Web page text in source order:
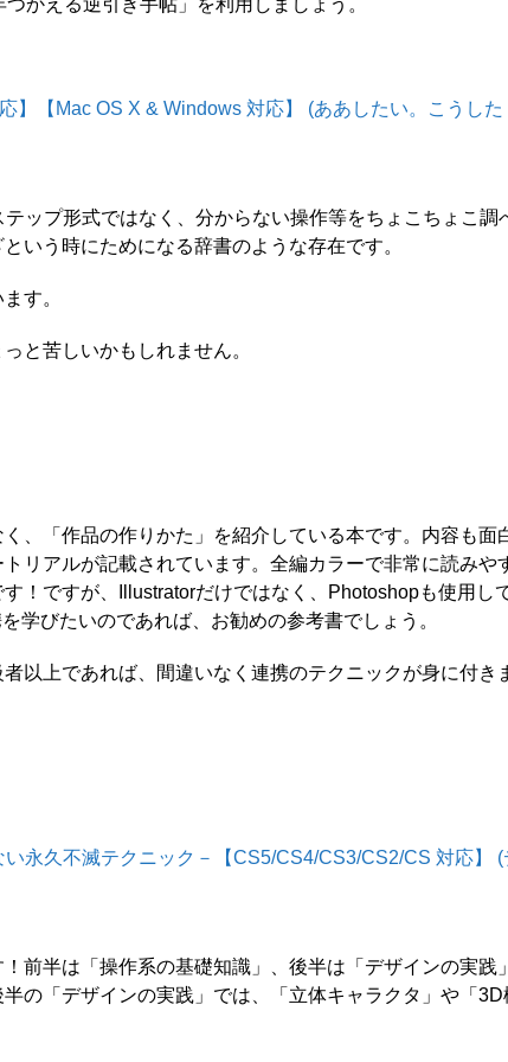
かえる逆引き手帖」を利用しましょう。
】【Mac OS X & Windows 対応】 (ああしたい。こうした
ップ形式ではなく、分からない操作等をちょこちょこ調
いう時にためになる辞書のような存在です。
す。
と苦しいかもしれません。
、「作品の作りかた」を紹介している本です。内容も面
リアルが記載されています。全編カラーで非常に読みや
！ですが、Illustratorだけではなく、Photoshopも使用し
学びたいのであれば、お勧めの参考書でしょう。
以上であれば、間違いなく連携のテクニックが身に付き
永久不滅テクニック－【CS5/CS4/CS3/CS2/CS 対応】 (
前半は「操作系の基礎知識」、後半は「デザインの実践
の「デザインの実践」では、「立体キャラクタ」や「3D